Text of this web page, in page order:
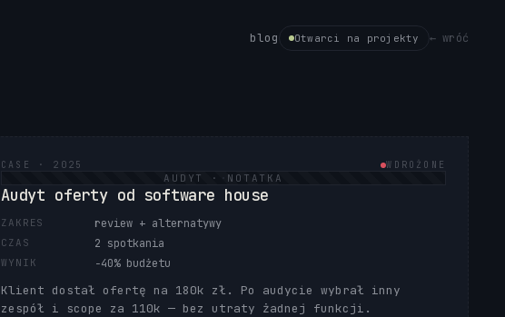
blog Otwarci na projekty ← wróć
CASE · 2025 WDROŻONE
AUDYT · NOTATKA
Audyt oferty od software house
ZAKRES review + alternatywy
CZAS 2 spotkania
WYNIK −40% budżetu
Klient dostał ofertę na 180k zł. Po audycie wybrał inny
zespół i scope za 110k — bez utraty żadnej funkcji.